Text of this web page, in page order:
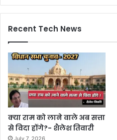
Recent Tech News
क्या राम को लाने वाले अब सत्ता
से विदा होंगे?- शैलेश तिवारी
July 7, 2026